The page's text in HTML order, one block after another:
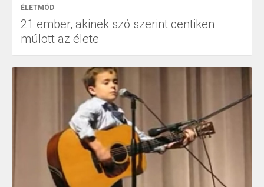
ÉLETMÓD
21 ember, akinek szó szerint centiken
múlott az élete